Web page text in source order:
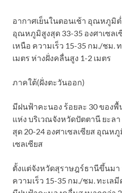
อากาศเย็นในตอนเช้า อุณหภูมิต่
อุณหภูมิสูงสุด 33-35 องศาเซลเ
เหนือ ความเร็ว 15-35 กม./ชม.
เมตร ห่างฝั่งคลื่นสูง 1-2 เมตร
ภาคใต้(ฝั่งตะวันออก)
มีฝนฟ้าคะนอง ร้อยละ 30 ของ
แห่ง บริเวณจังหวัดปัตตานี ยะล
สุด 20-24 องศาเซลเซียส อุณห
เซลเซียส
ตั้งแต่จังหวัดสุราษฎร์ธานีขึ้นมา
ความเร็ว 15-35 กม./ชม. ทะเล